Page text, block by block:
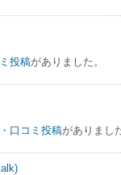
投稿がありました。
口コミ投稿がありまし